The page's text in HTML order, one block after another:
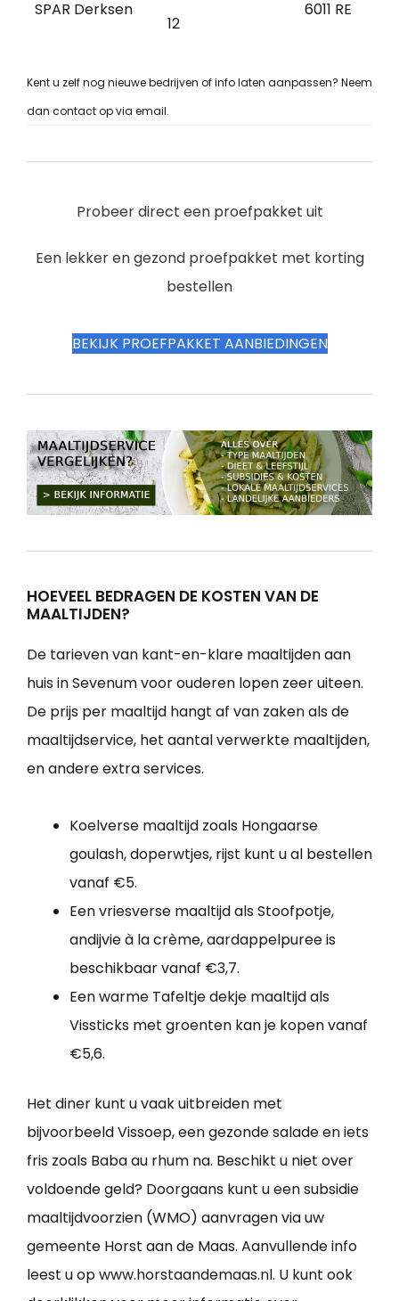
SPAR Derksen
12
6011 RE
Kent u zelf nog nieuwe bedrijven of info laten aanpassen? Neem
dan contact op via email.
Probeer direct een proefpakket uit
Een lekker en gezond proefpakket met korting
bestellen
BEKIJK PROEFPAKKET AANBIEDINGEN
HOEVEEL BEDRAGEN DE KOSTEN VAN DE
MAALTIJDEN?
De tarieven van kant-en-klare maaltijden aan
huis in Sevenum voor ouderen lopen zeer uiteen.
De prijs per maaltijd hangt af van zaken als de
maaltijdservice, het aantal verwerkte maaltijden,
en andere extra services.
Koelverse maaltijd zoals Hongaarse
goulash, doperwtjes, rijst kunt u al bestellen
vanaf €5.
Een vriesverse maaltijd als Stoofpotje,
andijvie à la crème, aardappelpuree is
beschikbaar vanaf €3,7.
Een warme Tafeltje dekje maaltijd als
Vissticks met groenten kan je kopen vanaf
€5,6.
Het diner kunt u vaak uitbreiden met
bijvoorbeeld Vissoep, een gezonde salade en iets
fris zoals Baba au rhum na. Beschikt u niet over
voldoende geld? Doorgaans kunt u een subsidie
maaltijdvoorzien (WMO) aanvragen via uw
gemeente Horst aan de Maas. Aanvullende info
leest u op www.horstaandemaas.nl. U kunt ook